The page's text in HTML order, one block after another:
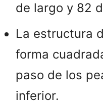
de largo y 82
La estructura
forma
paso de los
inferior.